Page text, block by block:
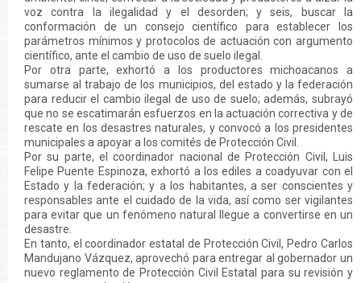
voz contra la ilegalidad y el desorden; y seis, buscar la
conformación de un consejo científico para establecer los
parámetros mínimos y protocolos de actuación con argumento
científico, ante el cambio de uso de suelo ilegal.
Por otra parte, exhortó a los productores michoacanos a
sumarse al trabajo de los municipios, del estado y la federación
para reducir el cambio ilegal de uso de suelo; además, subrayó
que no se escatimarán esfuerzos en la actuación correctiva y de
rescate en los desastres naturales, y convocó a los presidentes
municipales a apoyar a los comités de Protección Civil.
Por su parte, el coordinador nacional de Protección Civil, Luis
Felipe Puente Espinoza, exhortó a los ediles a coadyuvar con el
Estado y la federación; y a los habitantes, a ser conscientes y
responsables ante el cuidado de la vida, así como ser vigilantes
para evitar que un fenómeno natural llegue a convertirse en un
desastre.
En tanto, el coordinador estatal de Protección Civil, Pedro Carlos
Mandujano Vázquez, aprovechó para entregar al gobernador un
nuevo reglamento de Protección Civil Estatal para su revisión y